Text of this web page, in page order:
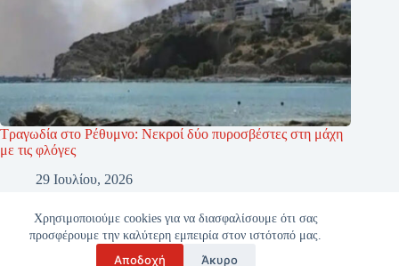
Χρησιμοποιούμε cookies για να διασφαλίσουμε ότι σας
προσφέρουμε την καλύτερη εμπειρία στον ιστότοπό μας.
Αποδοχή Άκυρο
Τραγωδία στο Ρέθυμνο: Νεκροί δύο πυροσβέστες στη μάχη
με τις φλόγες
29 Ιουλίου, 2026